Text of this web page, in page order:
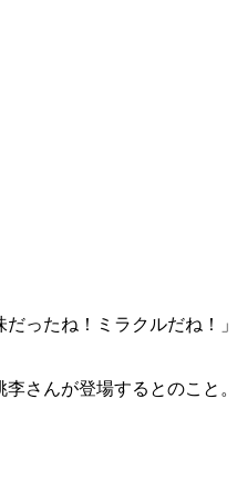
ったね！ミラクルだね
さんが登場するとのこ